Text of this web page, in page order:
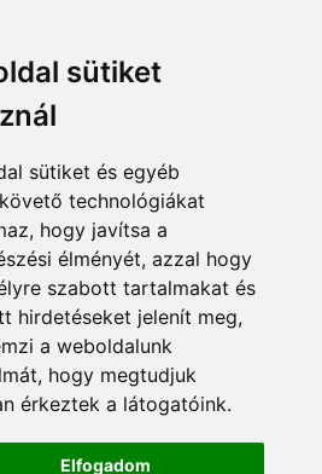
sütiket
sütiket és egyéb
technológiákat
hogy javítsa a
élményét, azzal hogy
szabott tartalmakat és
hirdetéseket jelenít meg,
a weboldalunk
hogy megtudjuk
érkeztek a látogatóink.
Elfogadom
fizetési módok
Á.SZ.F.